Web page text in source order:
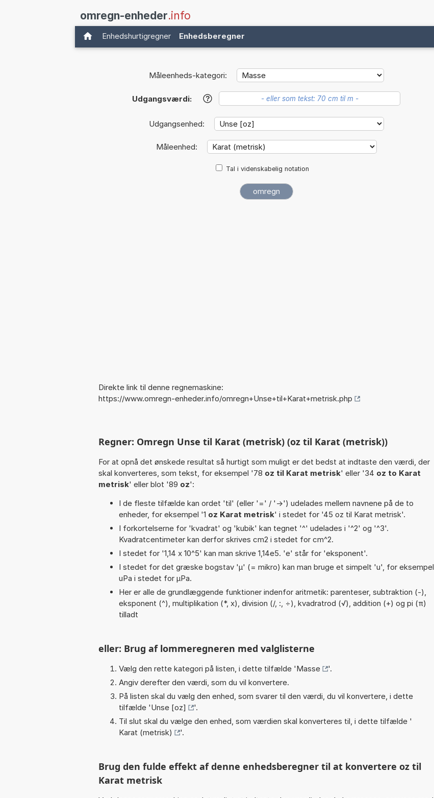
omregn-enheder.info
Enhedshurtigregner Enhedsberegner
Måleenheds-kategori:
Udgangsværdi: ?
Udgangsenhed:
Måleenhed:
Tal i videnskabelig notation
Direkte link til denne regnemaskine:
https://www.omregn-enheder.info/omregn+Unse+til+Karat+metrisk.php
Regner: Omregn Unse til Karat (metrisk) (oz til Karat (metrisk))
For at opnå det ønskede resultat så hurtigt som muligt er det bedst at indtaste den værdi, der
skal konverteres, som tekst, for eksempel '78 oz til Karat metrisk' eller '34 oz to Karat
metrisk' eller blot '89 oz':
I de fleste tilfælde kan ordet 'til' (eller '=' / '->') udelades mellem navnene på de to
enheder, for eksempel '1 oz Karat metrisk' i stedet for '45 oz til Karat metrisk'.
I forkortelserne for 'kvadrat' og 'kubik' kan tegnet '^' udelades i '^2' og '^3'.
Kvadratcentimeter kan derfor skrives cm2 i stedet for cm^2.
I stedet for '1,14 x 10^5' kan man skrive 1,14e5. 'e' står for 'eksponent'.
I stedet for det græske bogstav 'µ' (= mikro) kan man bruge et simpelt 'u', for eksempel
uPa i stedet for µPa.
Her er alle de grundlæggende funktioner indenfor aritmetik: parenteser, subtraktion (-),
eksponent (^), multiplikation (*, x), division (/, :, ÷), kvadratrod (√), addition (+) og pi (π)
tilladt
eller: Brug af lommeregneren med valglisterne
Vælg den rette kategori på listen, i dette tilfælde 'Masse
'.
Angiv derefter den værdi, som du vil konvertere.
På listen skal du vælg den enhed, som svarer til den værdi, du vil konvertere, i dette
tilfælde 'Unse [oz]
'.
Til slut skal du vælge den enhed, som værdien skal konverteres til, i dette tilfælde '
Karat (metrisk)
'.
Brug den fulde effekt af denne enhedsberegner til at konvertere oz til
Karat metrisk